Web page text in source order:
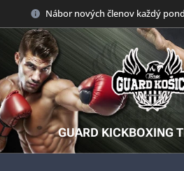
Nábor nových členov každý
GUARD KICKBOXING